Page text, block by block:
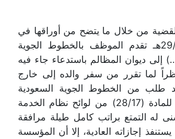
من خلال ما يتضح من أوراقها في
أنه بتاريخ 29/4/1413هـ تقدم الموظف بالخطوط الجوية
إلى ديوان المظالم باستدعاء جاء فيه
لما تقرر من سفر والده إلى خارج
طلب من الخطوط الجوية السعودية
إجازة مرافق طبقاً للمادة (28/17) من لوائح نظام الخدمة
له التمتع براتب كامل طيلة مرافقة
إجازاته العادية، إلا أن المؤسسة